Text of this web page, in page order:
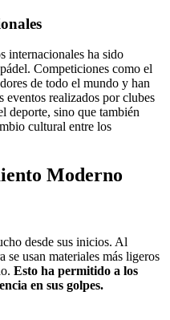
internacionales ha sido
Competiciones como el
de todo el mundo y han
realizados por clubes
deporte, sino que también
cultural entre los
Moderno
desde sus inicios. Al
se usan materiales más ligeros
Esto ha permitido a los
en sus golpes.